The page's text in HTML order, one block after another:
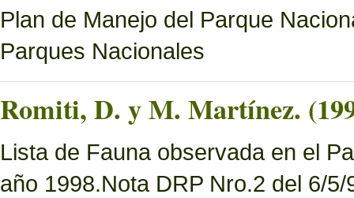
Plan de Manejo del Parque
Parques Nacionales
Romiti, D. y M. Martínez.
Lista de Fauna observada en el
año 1998.Nota DRP Nro.2 del 6/5/